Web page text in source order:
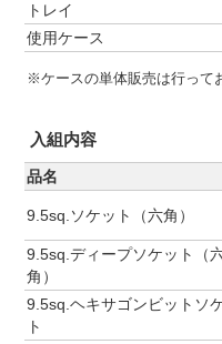
トレイ
使用ケース
※ケースの単体販売は行って
入組内容
品名
9.5sq.ソケット（六角）
9.5sq.ディープソケット（
角）
9.5sq.ヘキサゴンビットソ
ト